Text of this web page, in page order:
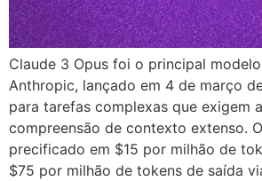
Claude 3 Opus foi o principal
Anthropic, lançado em 4 de março
para tarefas complexas que exigem
compreensão de contexto extenso.
precificado em $15 por milhão de
$75 por milhão de tokens de saída